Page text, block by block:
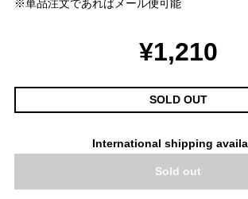
※単品注文であればメール便可能
¥1,210
SOLD OUT
International shipping
Sold out